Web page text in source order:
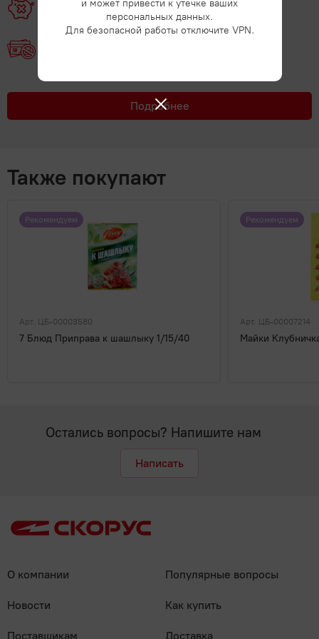
Без кредитных организаций
Подробнее
Также покупают
Рекомендуем
Арт. ЦБ-00003580
7 Блюд Приправа к шашлыку 1/15/40
Рекомендуем
Арт. ЦБ-00007214
Майки
Остались вопросы? Напишите нам
Написать
О компании
Новости
Поставщикам
Популярные вопросы
Как купить
Доставка
и может привести к утечке ваших
персональных данных.
Для безопасной работы отключите VPN.